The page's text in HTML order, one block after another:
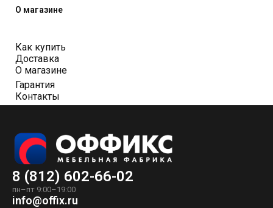
О магазине
Как купить
Доставка
О магазине
Гарантия
Контакты
8 (812) 602-66-02
пн–пт 9:00–19:00
info@offix.ru